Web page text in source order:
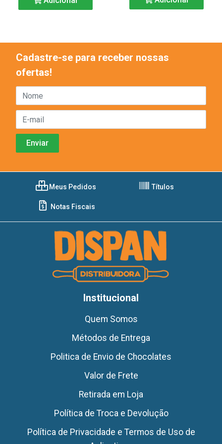
Cadastre-se para receber nossas
ofertas!
Meus Pedidos Títulos
Notas Fiscais
Institucional
Quem Somos
Métodos de Entrega
Politica de Envio de Chocolates
Valor de Frete
Retirada em Loja
Política de Troca e Devolução
Política de Privacidade e Termos de Uso de